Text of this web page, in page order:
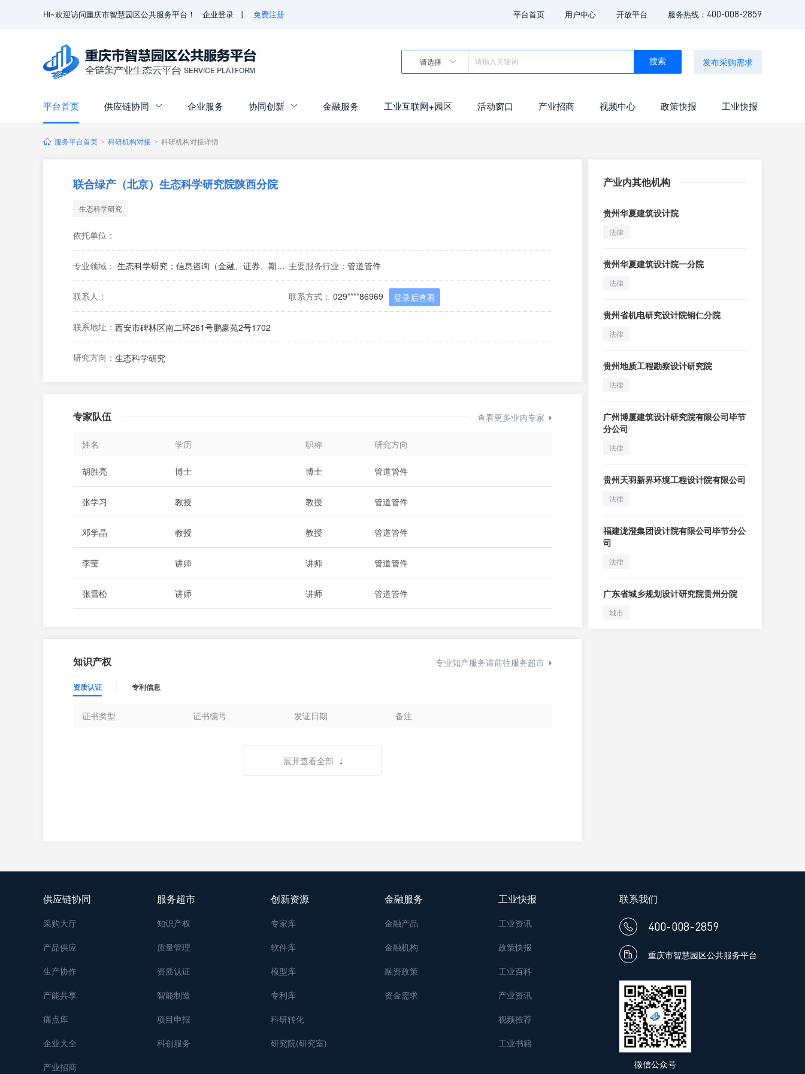
Hi~欢迎访问重庆市智慧园区公共服务平台！ 企业登录 丨 免费注册 平台首页 用户中心 开放平台 服务热线： 400-008-2859
发布采购需求
请选择  搜索
平台首页 供应链协同  企业服务 协同创新  金融服务 工业互联网+园区 活动窗口 产业招商 视频中心 政策快报 工业快报
服务平台首页 > 科研机构对接 > 科研机构对接详情
联合绿产（北京）生态科学研究院陕西分院
生态科学研究
依托单位：
专业领域： 生态科学研究；信息咨询（金融、证券、期货、基金投资咨询等专控除外）；标识管理；企业策划；组织文化交流活动（演出除外）；承办展览展示；技术开发；计算机技术培训（限公司内部员工）；销售日用品、农副产品、五金交电、建筑材料、计算机软硬件、机械电器设备、工艺美术品。 （依法须经批准的项目，经相关部门批准后方可开展经营活动） 主要服务行业： 管道管件
联系人： 联系方式： 029****86969 登录后查看
联系地址： 西安市碑林区南二环261号鹏豪苑2号1702
研究方向： 生态科学研究
专家队伍 查看更多业内专家
姓名 学历 职称 研究方向
胡胜亮 博士 博士 管道管件
张学习 教授 教授 管道管件
邓学晶 教授 教授 管道管件
李莹 讲师 讲师 管道管件
张雪松 讲师 讲师 管道管件
知识产权 专业知产服务请前往服务超市
资质认证 专利信息
证书类型 证书编号 发证日期 备注
展开查看全部
产业内其他机构
贵州华夏建筑设计院
法律
贵州华夏建筑设计院一分院
法律
贵州省机电研究设计院铜仁分院
法律
贵州地质工程勘察设计研究院
法律
广州博厦建筑设计研究院有限公司毕节
分公司
法律
贵州天羽新界环境工程设计院有限公司
法律
福建泷澄集团设计院有限公司毕节分公
司
法律
广东省城乡规划设计研究院贵州分院
城市
供应链协同
采购大厅
产品供应
生产协作
产能共享
痛点库
企业大全
产业招商
服务超市
知识产权
质量管理
资质认证
智能制造
项目申报
科创服务
创新资源
专家库
软件库
模型库
专利库
科研转化
研究院(研究室)
金融服务
金融产品
金融机构
融资政策
资金需求
工业快报
工业资讯
政策快报
工业百科
产业资讯
视频推荐
工业书籍
联系我们
 400-008-2859
 重庆市智慧园区公共服务平台
微信公众号